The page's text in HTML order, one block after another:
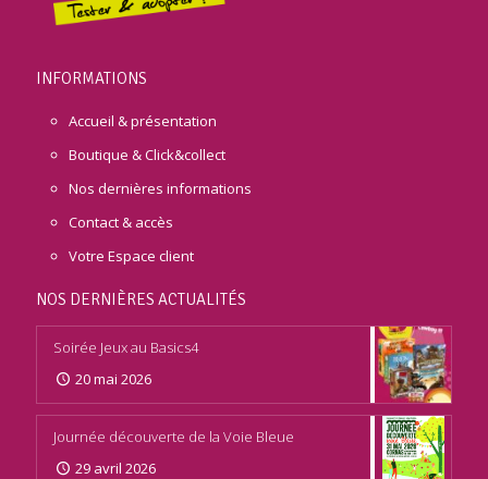
INFORMATIONS
Accueil & présentation
Boutique & Click&collect
Nos dernières informations
Contact & accès
Votre Espace client
NOS DERNIÈRES ACTUALITÉS
Soirée Jeux au Basics4
20 mai 2026
Journée découverte de la Voie Bleue
29 avril 2026